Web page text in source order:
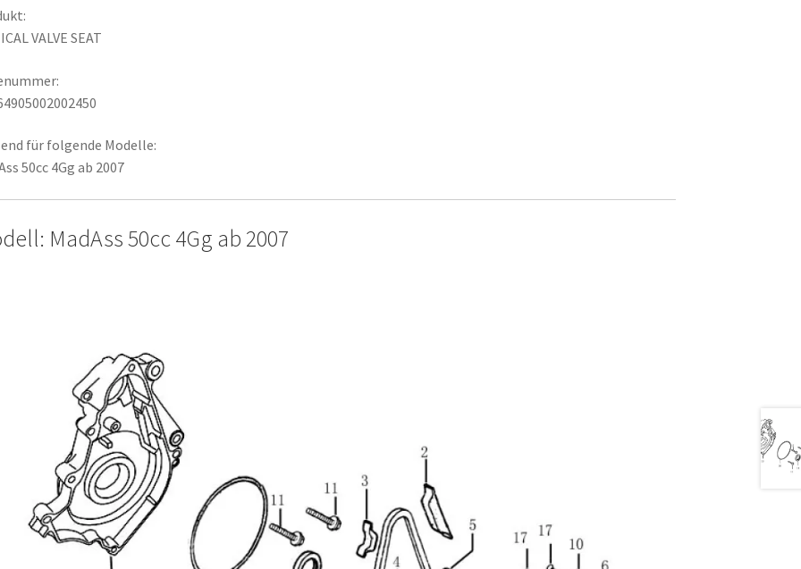
VALVE SEAT
für folgende Modelle:
50cc 4Gg ab 2007
MadAss 50cc 4Gg ab 2007